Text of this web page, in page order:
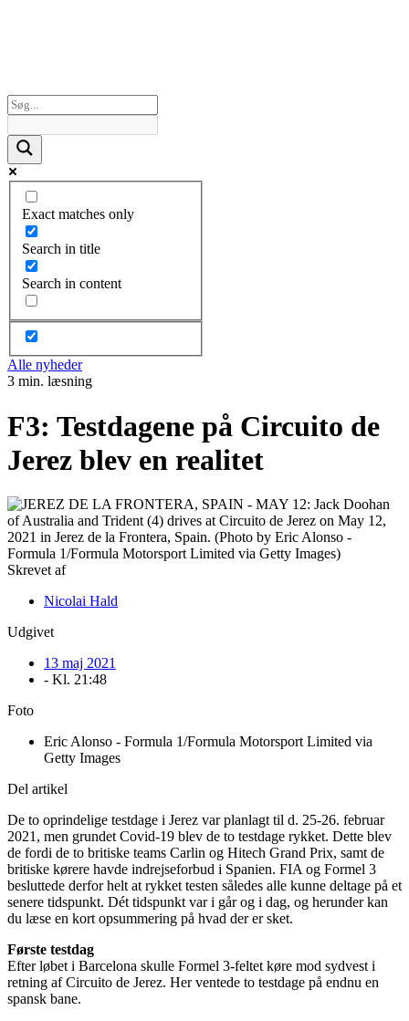
Exact matches only
Search in title
Search in content
Alle nyheder
3 min. læsning
F3: Testdagene på Circuito de
Jerez blev en realitet
Skrevet af
Nicolai Hald
Udgivet
13 maj 2021
- Kl. 21:48
Foto
Eric Alonso - Formula 1/Formula Motorsport Limited via
Getty Images
Del artikel
De to oprindelige testdage i Jerez var planlagt til d. 25-26. februar
2021, men grundet Covid-19 blev de to testdage rykket. Dette blev
de fordi de to britiske teams Carlin og Hitech Grand Prix, samt de
britiske kørere havde indrejseforbud i Spanien. FIA og Formel 3
besluttede derfor helt at rykket testen således alle kunne deltage på et
senere tidspunkt. Dét tidspunkt var i går og i dag, og herunder kan
du læse en kort opsummering på hvad der er sket.
Første testdag
Efter løbet i Barcelona skulle Formel 3-feltet køre mod sydvest i
retning af Circuito de Jerez. Her ventede to testdage på endnu en
spansk bane.